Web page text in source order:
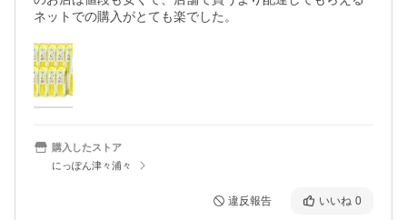
ネットでの購入がとても楽でした。
購入したストア
にっぽん津々浦々
違反報告 いいね 0